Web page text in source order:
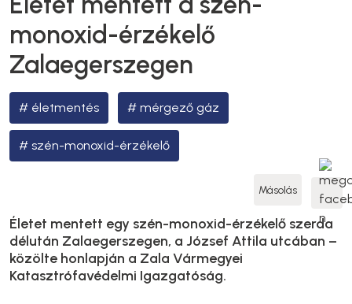
monoxid-érzékelő
Zalaegerszegen
életmentés mérgező gáz
szén-monoxid-érzékelő
Másolás
Életet mentett egy szén-monoxid-érzékelő szerda
délután Zalaegerszegen, a József Attila utcában –
közölte honlapján a Zala Vármegyei
Katasztrófavédelmi Igazgatóság.